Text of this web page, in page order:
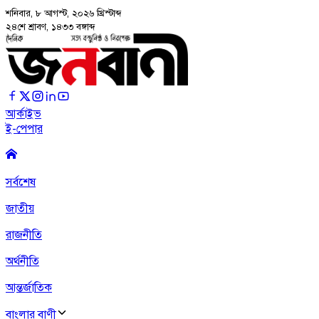
শনিবার, ৮ আগস্ট, ২০২৬ খ্রিস্টাব্দ
২৪শে শ্রাবণ, ১৪৩৩ বঙ্গাব্দ
আর্কাইভ
ই-পেপার
সর্বশেষ
জাতীয়
রাজনীতি
অর্থনীতি
আন্তর্জাতিক
বাংলার বাণী